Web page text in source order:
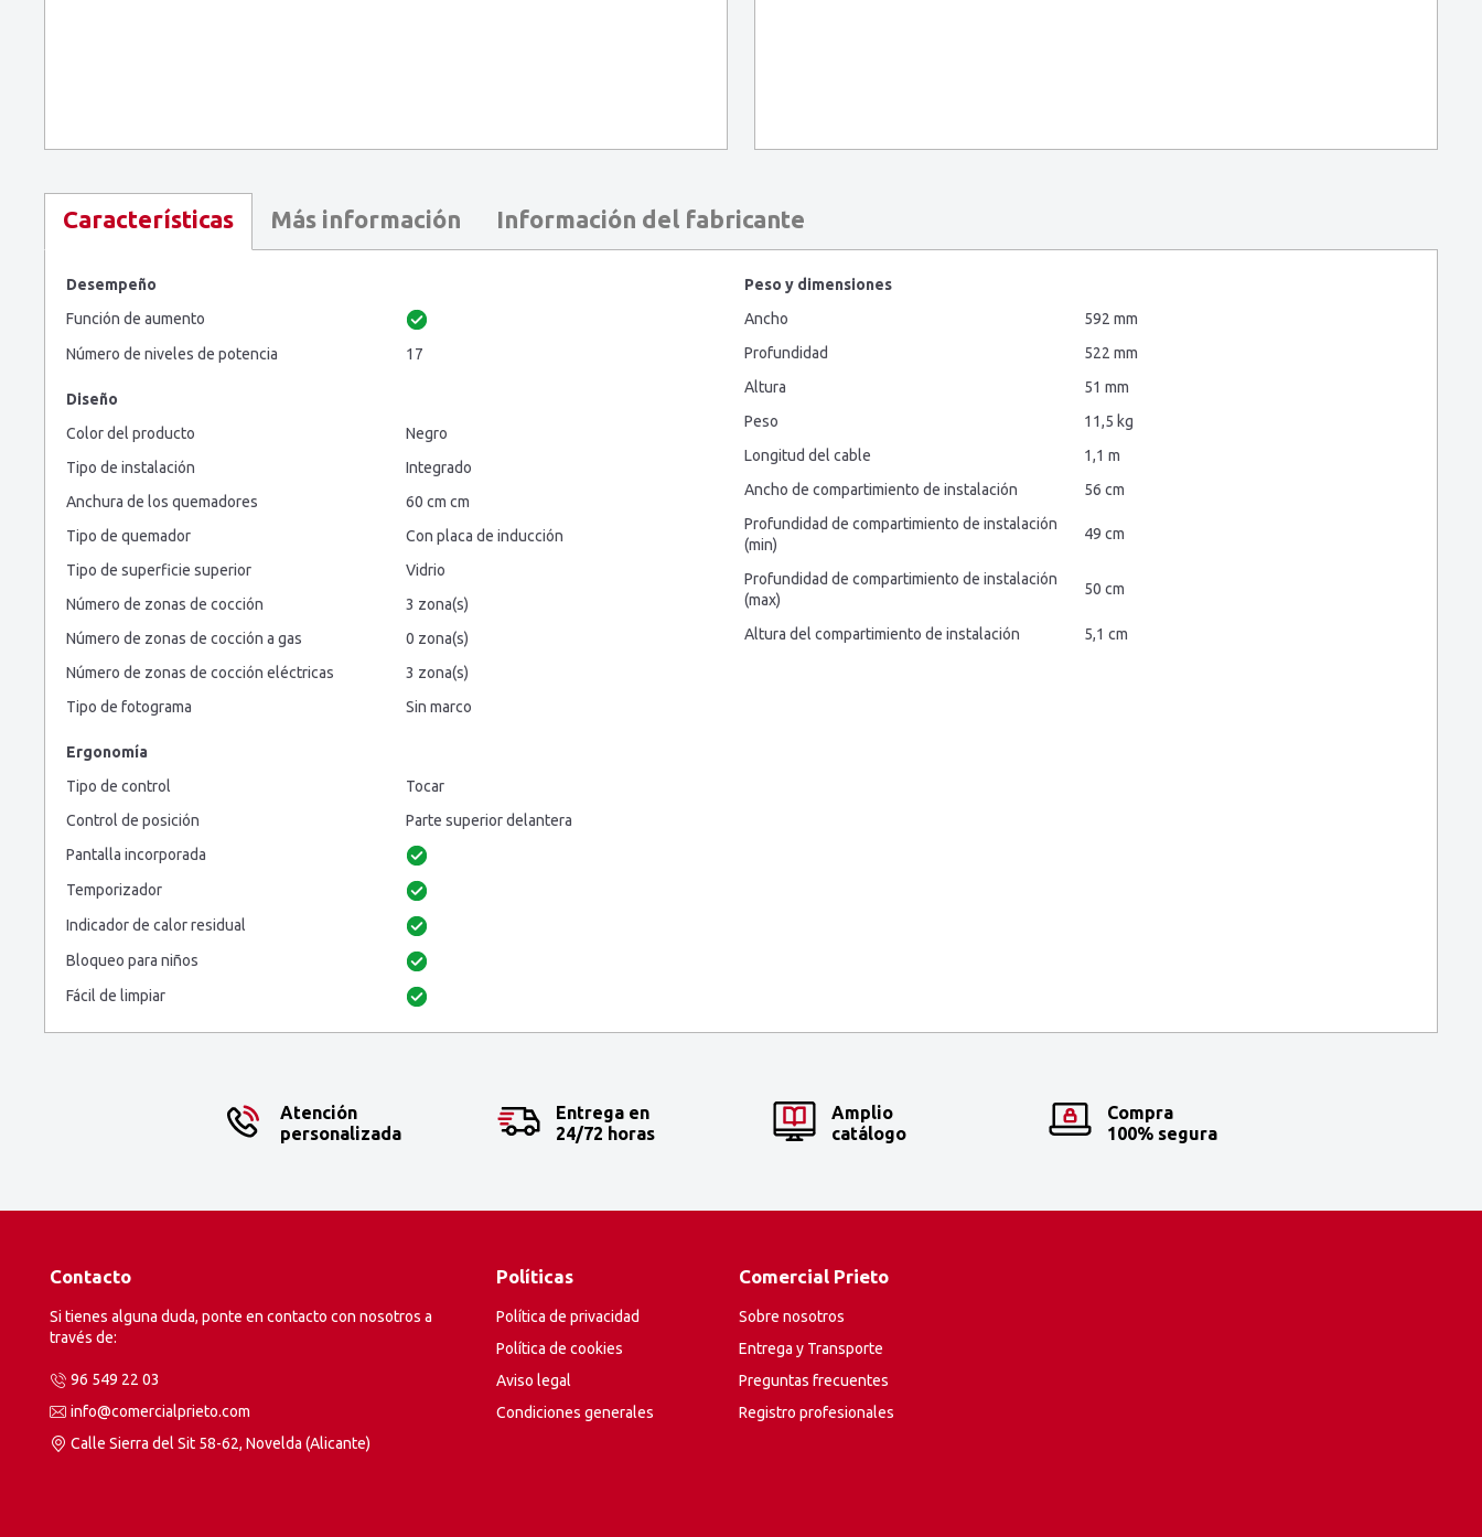
Características Más información Información del fabricante
Desempeño
Función de aumento
Número de niveles de potencia
17
Diseño
Color del producto
Negro
Tipo de instalación
Integrado
Anchura de los quemadores
60 cm cm
Tipo de quemador
Con placa de inducción
Tipo de superficie superior
Vidrio
Número de zonas de cocción
3 zona(s)
Número de zonas de cocción a gas
0 zona(s)
Número de zonas de cocción eléctricas
3 zona(s)
Tipo de fotograma
Sin marco
Ergonomía
Tipo de control
Tocar
Control de posición
Parte superior delantera
Pantalla incorporada
Temporizador
Indicador de calor residual
Bloqueo para niños
Fácil de limpiar
Peso y dimensiones
Ancho
592 mm
Profundidad
522 mm
Altura
51 mm
Peso
11,5 kg
Longitud del cable
1,1 m
Ancho de compartimiento de instalación
56 cm
Profundidad de compartimiento de instalación
(min)
49 cm
Profundidad de compartimiento de instalación
(max)
50 cm
Altura del compartimiento de instalación 5,1 cm
Atención
personalizada
Entrega en
24/72 horas
Amplio
catálogo
Compra
100% segura
Contacto
Si tienes alguna duda, ponte en contacto con nosotros a
través de:
96 549 22 03
info@comercialprieto.com
Calle Sierra del Sit 58-62, Novelda (Alicante)
Políticas
Política de privacidad
Política de cookies
Aviso legal
Condiciones generales
Comercial Prieto
Sobre nosotros
Entrega y Transporte
Preguntas frecuentes
Registro profesionales